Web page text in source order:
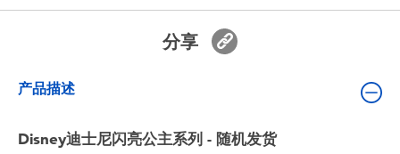
分享
产品描述
Disney迪士尼闪亮公主系列 - 随机发货